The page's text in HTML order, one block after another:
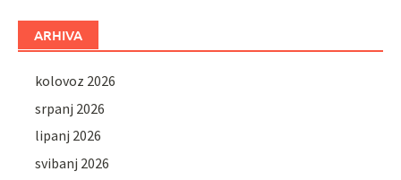
ARHIVA
kolovoz 2026
srpanj 2026
lipanj 2026
svibanj 2026